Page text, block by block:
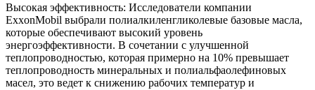
Высокая эффективность: Исследователи компании
ExxonMobil выбрали полиалкиленгликолевые базовые масла,
которые обеспечивают высокий уровень
энергоэффективности. В сочетании с улучшенной
теплопроводностью, которая примерно на 10% превышает
теплопроводность минеральных и полиальфаолефиновых
масел, это ведет к снижению рабочих температур и